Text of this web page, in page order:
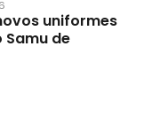
uniformes
de